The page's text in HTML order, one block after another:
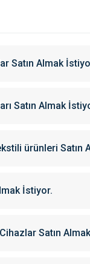
Satın Almak
Satın Almak
ürünleri Satın
İstiyor.
Satın